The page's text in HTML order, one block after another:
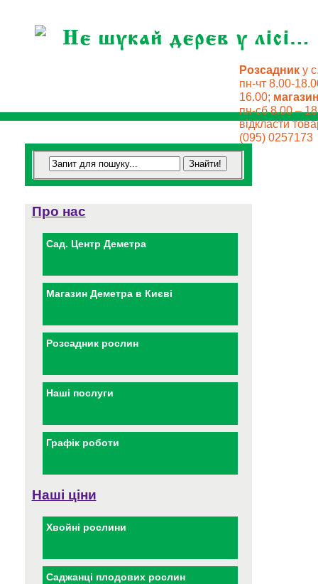
Розсадник у
пн-чт 8.00-
16.00;
пн-сб 8.00 –
відкласти
(095) 0257173
Про нас
Сад. Центр Деметра
Магазин Деметра в Києві
Розсадник рослин
Наші послуги
Графік роботи
Наші ціни
Хвойні рослини
Саджанці плодових рослин